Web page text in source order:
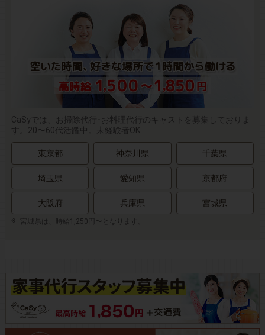
CaSyでは、お掃除代行･お料理代行のキャストを募集しておりま
す。20〜60代活躍中。未経験者OK
東京都 神奈川県 千葉県
埼玉県 愛知県 京都府
大阪府 兵庫県 宮城県
宮城県は、時給1,250円〜となります。